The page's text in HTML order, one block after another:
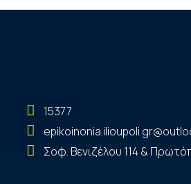
15377
Σοφ. Βενιζέλου 114 &